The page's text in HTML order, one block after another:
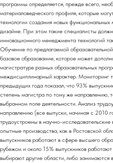
программы определяется, прежде всего,
материаловедческого профиля, которые
технологии создания новых
дизайне. При этом такие специалисты
инновационного менеджмента технологий
Обучение по предлагаемой
базовое образование, которое может
магистратуре разных образовательных
междисциплинарный характер. Мониторинг
предыдущих года показал, что 93%
степень магистра по тому же
выбранном поле деятельности. Анализ
направлению (все выпуски, начиная с 2010
трудоустроены в научно-
опытные производства, как в Ростовской
выпускников работают в сфере высшего
рубежом и около 15% выпускников
выбирают другие области, либо